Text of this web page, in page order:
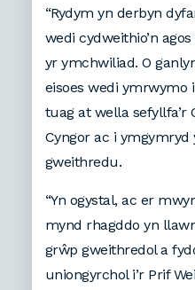
“Rydym yn derbyn
wedi cydweithio’n
yr ymchwiliad. O
eisoes wedi ymrwymo
tuag at wella sefyllfa’r
Cyngor ac i ymgymryd
gweithredu.
“Yn ogystal, ac er
mynd rhagddo yn
grŵp gweithredol a
uniongyrchol i’r Prif